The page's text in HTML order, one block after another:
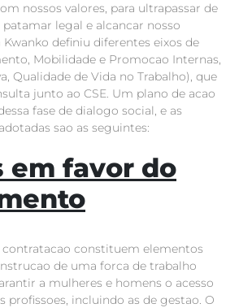
nossos valores, para ultrapassar de
legal e alcancar nosso
Kwanko definiu diferentes eixos de
Mobilidade e Promocao Internas,
Qualidade de Vida no Trabalho), que
junto ao CSE. Um plano de acao
fase de dialogo social, e as
sao as seguintes:
em favor do
constituem elementos
de uma forca de trabalho
a mulheres e homens o acesso
profissoes, incluindo as de gestao. O